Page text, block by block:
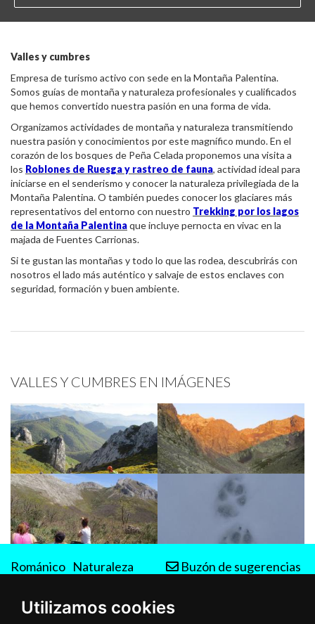
Utilizamos cookies
Valles y cumbres
Empresa de turismo activo con sede en la Montaña Palentina.
Somos guías de montaña y naturaleza profesionales y cualificados
que hemos convertido nuestra pasión en una forma de vida.
Organizamos actividades de montaña y naturaleza transmitiendo
nuestra pasión y conocimientos por este magnífico mundo. En el
corazón de los bosques de Peña Celada proponemos una visita a
los Roblones de Ruesga y rastreo de fauna, actividad ideal para
iniciarse en el senderismo y conocer la naturaleza privilegiada de la
Montaña Palentina. O también puedes conocer los glaciares más
representativos del entorno con nuestro Trekking por los lagos
de la Montaña Palentinaque incluye pernocta en vivac en la
majada de Fuentes Carrionas.
Si te gustan las montañas y todo lo que las rodea, descubrirás con
nosotros el lado más auténtico y salvaje de estos enclaves con
seguridad, formación y buen ambiente.
VALLES Y CUMBRES EN IMÁGENES
Románico Naturaleza
Buzón de sugerencias